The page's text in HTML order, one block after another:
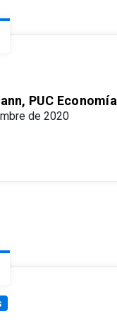
PUC Economía
de 2020